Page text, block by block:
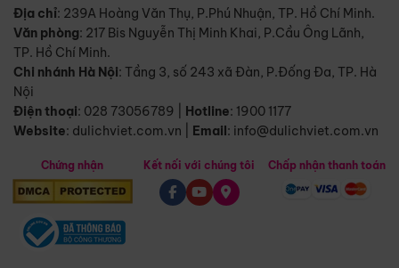
Địa chỉ: 239A Hoàng Văn Thụ, P.Phú Nhuận, TP. Hồ Chí Minh.
Văn phòng: 217 Bis Nguyễn Thị Minh Khai, P.Cầu Ông Lãnh,
TP. Hồ Chí Minh.
Chi nhánh Hà Nội: Tầng 3, số 243 xã Đàn, P.Đống Đa, TP. Hà
Nội
Điện thoại: 028 73056789 Hotline: 1900 1177
Website: dulichviet.com.vn Email: info@dulichviet.com.vn
Chứng nhận Kết nối với chúng tôi Chấp nhận thanh toán